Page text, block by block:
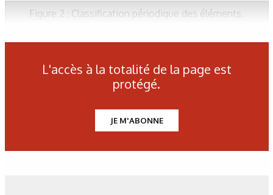
Figure 2 : Classification périodique des éléments.
colmatage Mo nouvelle formulation.
L'accès à la totalité de la page est
protégé.
JE M'ABONNE